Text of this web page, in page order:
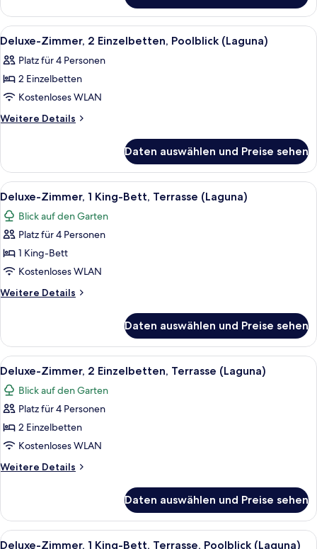
(Laguna)
anzeigen
Zimmer,
1 King-
Bett,
(Laguna)
Alle
Fotos
für
Deluxe-
Zimmer,
2 Einzelbetten,
anzeigen
Ein Hotelzimmer mit zwei Betten,
6
Deluxe-Zimmer, 2 Einzelbetten, Poolblick (Laguna)
Platz für 4 Personen
2 Einzelbetten
Kostenloses WLAN
Weitere Details
Weitere
Zimmer,
2 Einzelbetten,
Poolblick
Daten auswählen und Preise sehen
Alle
Fotos
für
Deluxe-
Zimmer,
1 King-
Bett,
Terrasse
anzeigen
Ein modernes Hotelzimmer mit
5
Deluxe-Zimmer, 1 King-Bett, Terrasse (Laguna)
Blick auf den Garten
Platz für 4 Personen
1 King-Bett
Kostenloses WLAN
Weitere Details
Weitere
Zimmer,
1 King-
Bett,
(Laguna)
Daten auswählen und Preise sehen
Alle
Fotos
für
Deluxe-
Zimmer,
2 Einzelbetten,
Terrasse
(Laguna)
Ein Hotelzimmer mit zwei Betten,
5
Deluxe-Zimmer, 2 Einzelbetten, Terrasse (Laguna)
Blick auf den Garten
Platz für 4 Personen
2 Einzelbetten
Kostenloses WLAN
Weitere Details
Weitere
Zimmer,
2 Einzelbetten,
Terrasse
Daten auswählen und Preise sehen
Alle
Ein modernes Hotelzimmer mit
5
Deluxe-Zimmer, 1 King-Bett, Terrasse, Poolblick (Laguna)